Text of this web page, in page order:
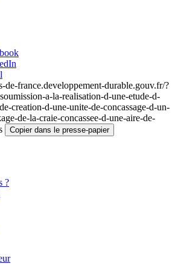
de-france.developpement-durable.gouv.fr/?
a-la-realisation-d-une-etude-d-
creation-d-une-unite-de-concassage-d-un-
de-la-craie-concassee-d-une-aire-de-
Copier dans le presse-papier
?